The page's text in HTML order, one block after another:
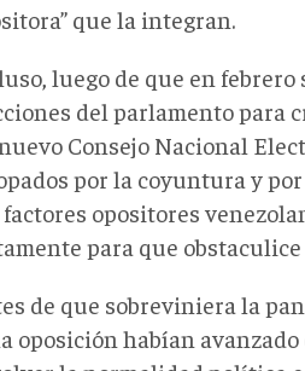
que la integran.
luego de que en
del parlamento para
Consejo Nacional
por la coyuntura y
opositores
para que obstaculice
de que sobreviniera la
oposición habían